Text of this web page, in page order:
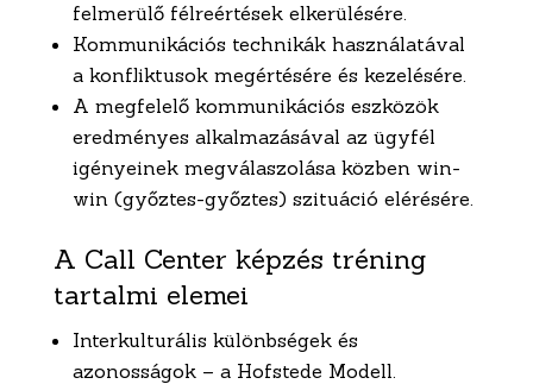
felmerülő félreértések elkerülésére.
Kommunikációs technikák használatával
a konfliktusok megértésére és kezelésére.
A megfelelő kommunikációs eszközök
eredményes alkalmazásával az ügyfél
igényeinek megválaszolása közben win-
win (győztes-győztes) szituáció elérésére.
A Call Center képzés tréning
tartalmi elemei
Interkulturális különbségek és
azonosságok – a Hofstede Modell.